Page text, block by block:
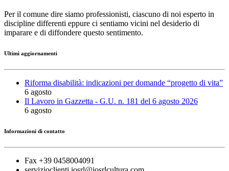
Per il comune dire siamo professionisti, ciascuno di noi esperto in
discipline differenti eppure ci sentiamo vicini nel desiderio di
imparare e di diffondere questo sentimento.
Ultimi aggiornamenti
Riforma disabilità: indicazioni per domande “progetto di vita”
6 agosto
Il Lavoro in Gazzetta - G.U. n. 181 del 6 agosto 2026
6 agosto
Informazioni di contatto
Fax +39 0458004091